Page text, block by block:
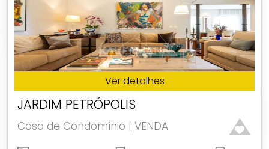
Ver detalhes
JARDIM PETRÓPOLIS
Casa de Condomínio | VENDA